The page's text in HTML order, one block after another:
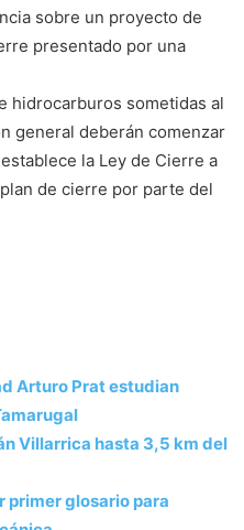
sobre un proyecto de
presentado por una
hidrocarburos sometidas al
general deberán comenzar
la Ley de Cierre a
de cierre por parte del
Arturo Prat estudian
Villarrica hasta 3,5 km del
primer glosario para